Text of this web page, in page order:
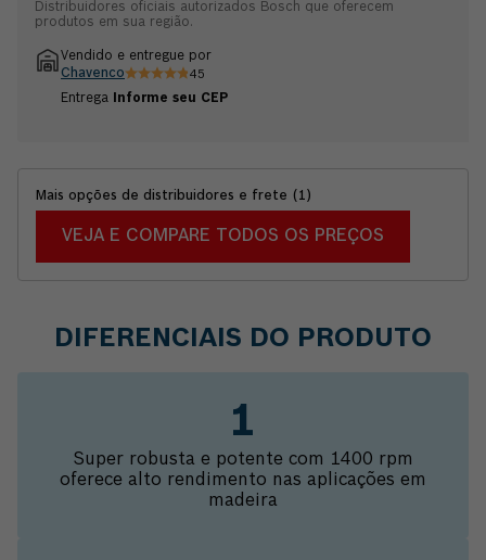
Distribuidores oficiais autorizados Bosch que oferecem
produtos em sua região.
Vendido e entregue por
Chavenco
45
Entrega Informe seu CEP
Mais opções de distribuidores e frete ( 1 )
VEJA E COMPARE TODOS OS PREÇOS
DIFERENCIAIS DO PRODUTO
Super robusta e potente com 1400 rpm
oferece alto rendimento nas aplicações em
madeira